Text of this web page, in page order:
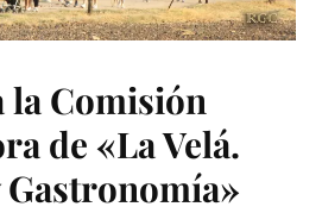
Comisión
de «La Velá.